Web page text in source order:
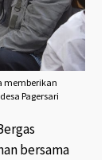
memberikan
Pagersari
bersama